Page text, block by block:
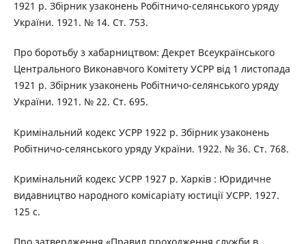
1921 р. Збірник узаконень Робітничо-селянського уряду
України. 1921. № 14. Ст. 753.
Про боротьбу з хабарництвом: Декрет Всеукраїнського
Центрального Виконавчого Комітету УСРР від 1 листопада
1921 р. Збірник узаконень Робітничо-селянського уряду
України. 1921. № 22. Ст. 695.
Кримінальний кодекс УСРР 1922 р. Збірник узаконень
Робітничо-селянського уряду України. 1922. № 36. Ст. 768.
Кримінальний кодекс УСРР 1927 р. Харків : Юридичне
видавництво народного комісаріату юстиції УСРР. 1927.
125 с.
Про затвердження «Правил проходження служби в